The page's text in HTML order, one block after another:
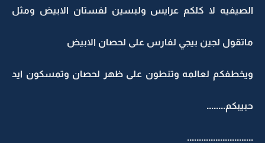
الصيفيه لا كلكم عرايس ولبسين لفستان الابيض ومثل
ماتقول لجين بيجي لفارس على لحصان الابيض
ويخطفكم لعالمه وتنطون على ظهر لحصان وتمسكون ايد
حبيبكم........
............................